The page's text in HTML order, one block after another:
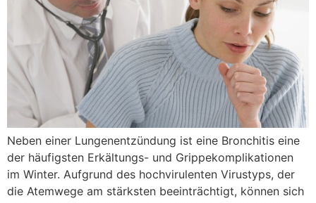
Neben einer Lungenentzündung ist eine Bronchitis eine
der häufigsten Erkältungs- und Grippekomplikationen
im Winter. Aufgrund des hochvirulenten Virustyps, der
die Atemwege am stärksten beeinträchtigt, können sich